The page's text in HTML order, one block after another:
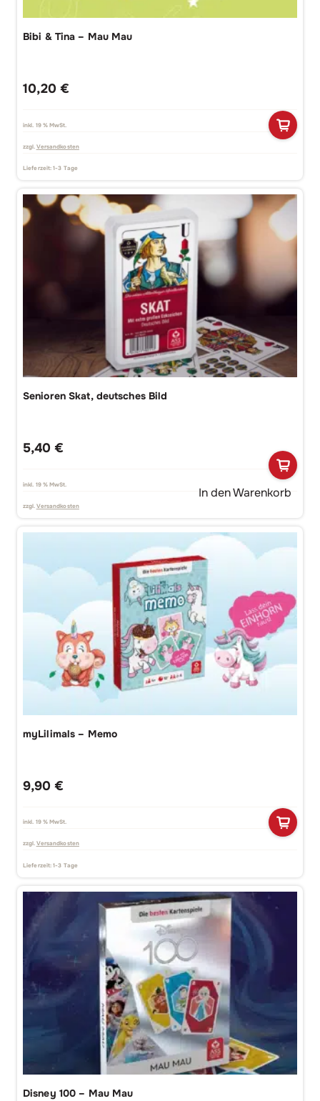
Bibi & Tina – Mau Mau
10,20 €
inkl. 19 % MwSt.
zzgl. Versandkosten
Lieferzeit:1-3 Tage
Senioren Skat, deutsches Bild
5,40 €
inkl. 19 % MwSt.
zzgl. Versandkosten
In den Warenkorb
myLilimals – Memo
9,90 €
inkl. 19 % MwSt.
zzgl. Versandkosten
Lieferzeit:1-3 Tage
Disney 100 – Mau Mau